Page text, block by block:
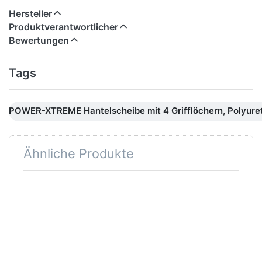
Hersteller
Produktverantwortlicher
Bewertungen
Tags
POWER-XTREME Hantelscheibe mit 4 Grifflöchern,
Ähnliche Produkte